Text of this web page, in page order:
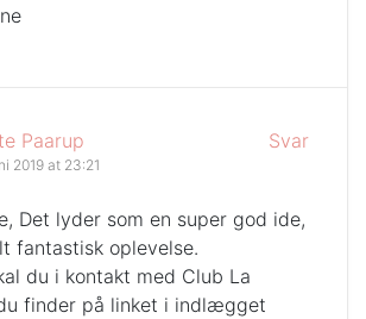
Paarup
2019 at 23:21
Det lyder som en super god ide,
fantastisk oplevelse.
du i kontakt med Club La
finder på linket i indlægget
Svar